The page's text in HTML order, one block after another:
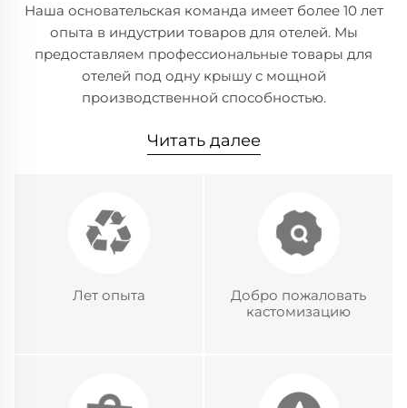
Наша основательская команда имеет более 10 лет
опыта в индустрии товаров для отелей. Мы
предоставляем профессиональные товары для
отелей под одну крышу с мощной
производственной способностью.
Читать далее
Лет опыта
Добро пожаловать
кастомизацию